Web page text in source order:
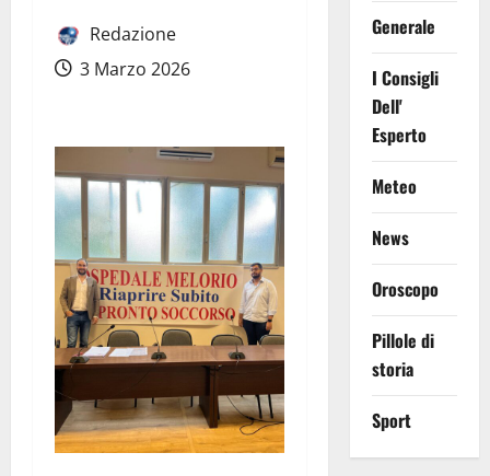
Redazione
3 Marzo 2026
Generale
I Consigli
Dell'
Esperto
Meteo
News
Oroscopo
Pillole di
storia
Sport